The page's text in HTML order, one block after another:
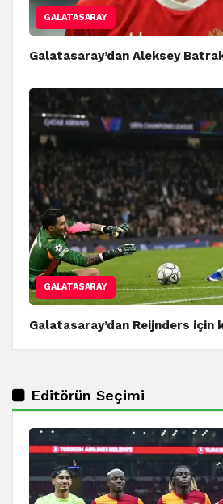
GALATASARAY
Galatasaray’dan Aleksey
GALATASARAY
Galatasaray’dan Reijnders için
Editörün Seçimi